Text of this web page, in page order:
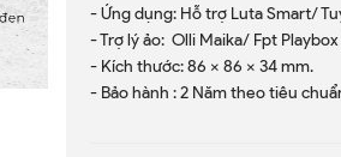
- Ứng dụng: Hỗ trợ Luta Smart/
- Trợ lý ảo: Olli Maika/ Fpt
- Kích thước: 86 x 86 x 34 mm.
- Bảo hành : 2 Năm theo tiêu